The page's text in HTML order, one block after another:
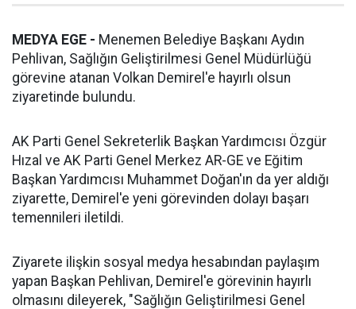
MEDYA EGE - Menemen Belediye Başkanı Aydın
Pehlivan, Sağlığın Geliştirilmesi Genel Müdürlüğü
görevine atanan Volkan Demirel'e hayırlı olsun
ziyaretinde bulundu.
AK Parti Genel Sekreterlik Başkan Yardımcısı Özgür
Hızal ve AK Parti Genel Merkez AR-GE ve Eğitim
Başkan Yardımcısı Muhammet Doğan'ın da yer aldığı
ziyarette, Demirel'e yeni görevinden dolayı başarı
temennileri iletildi.
Ziyarete ilişkin sosyal medya hesabından paylaşım
yapan Başkan Pehlivan, Demirel'e görevinin hayırlı
olmasını dileyerek, "Sağlığın Geliştirilmesi Genel